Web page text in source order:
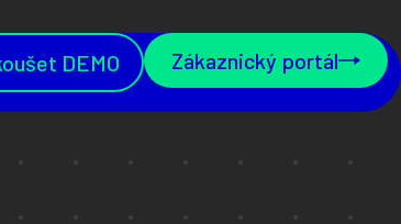
DEMO Zákaznický portál